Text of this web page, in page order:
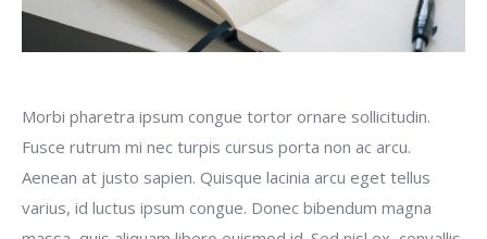
Morbi pharetra ipsum congue tortor ornare sollicitudin.
Fusce rutrum mi nec turpis cursus porta non ac arcu.
Aenean at justo sapien. Quisque lacinia arcu eget tellus
varius, id luctus ipsum congue. Donec bibendum magna